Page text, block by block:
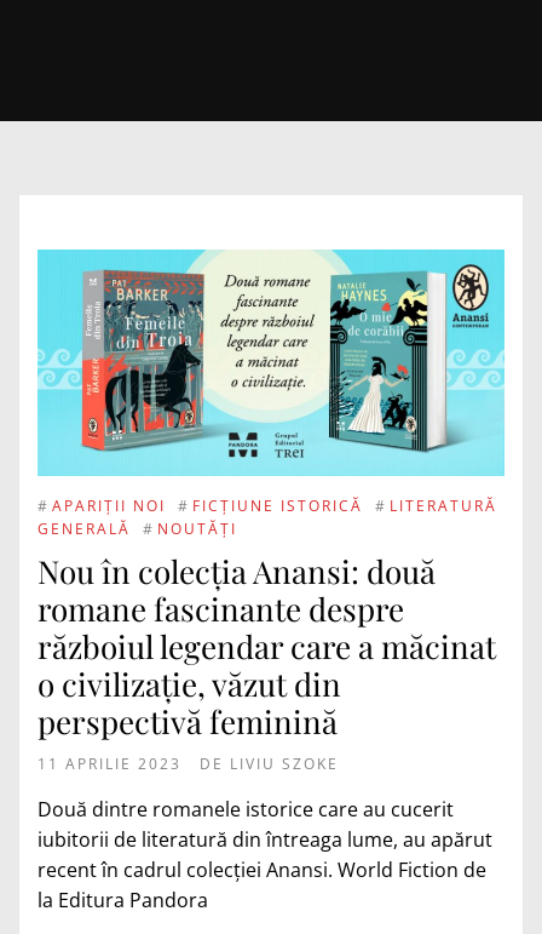
# APARIȚII NOI # FICȚIUNE ISTORICĂ # LITERATURĂ
GENERALĂ
# NOUTĂȚI
Nou în colecția Anansi: două
romane fascinante despre
războiul legendar care a măcinat
o civilizație, văzut din
perspectivă feminină
11 APRILIE 2023 DE LIVIU SZOKE
Două dintre romanele istorice care au cucerit
iubitorii de literatură din întreaga lume, au apărut
recent în cadrul colecției Anansi. World Fiction de
la Editura Pandora